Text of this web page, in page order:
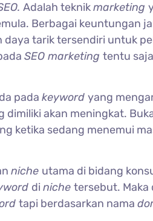
Adalah teknikmarketing
Berbagai keuntungan
tarik tersendiri untuk
SEO marketing tentu
pada keyword yang
dimiliki akan meningkat.
ketika sedang menemui
niche utama di bidang
di niche tersebut. Maka
tapi berdasarkan nama